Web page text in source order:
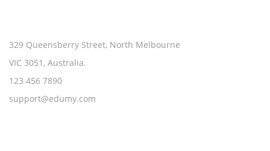
329 Queensberry Street, North Melbourne
VIC 3051, Australia.
123 456 7890
support@edumy.com